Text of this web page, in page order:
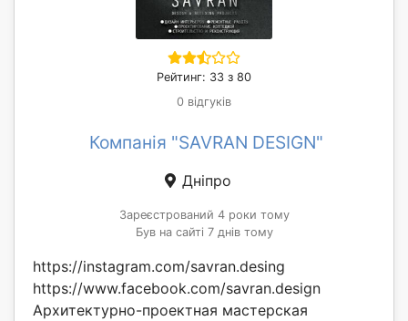
Рейтинг: 33 з 80
0 відгуків
Компанія "SAVRAN DESIGN"
Дніпро
Зареєстрований 4 роки тому
Був на сайті 7 днів тому
https://instagram.com/savran.desing
https://www.facebook.com/savran.design
Архитектурно-проектная мастерская